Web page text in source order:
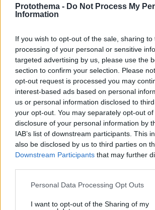
Protothema - Do Not Process My
Information
If you wish to opt-out of the sale, sharing
processing of your personal or sensitive
targeted advertising by us, please use the
section to confirm your selection. Please
opt-out request is processed you may
interest-based ads based on personal
us or personal information disclosed to
your opt-out. You may separately opt-out
disclosure of your personal information by
IAB’s list of downstream participants. This
also be disclosed by us to third parties on
Downstream Participants that may further
Please note that this website/app uses one
not limited to your visit or usage behaviour.
Personal Data Processing Opt Outs
I want to opt-out of the Sharing of my
09.08.2026, 22:48